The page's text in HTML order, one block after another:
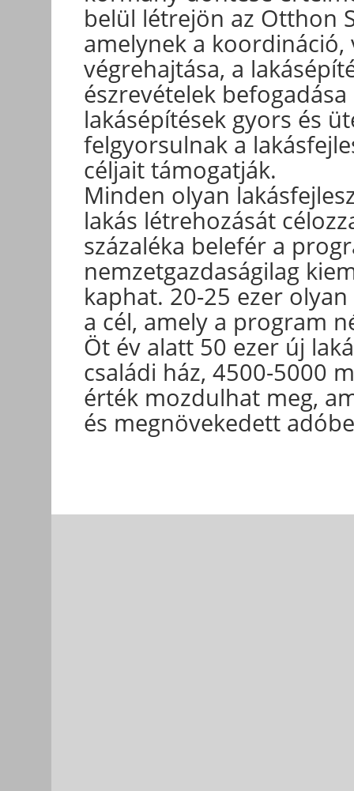
belül létrejön az Otthon
amelynek a
végrehajtása, a
észrevételek
lakásépítések gyors és
felgyorsulnak a
céljait támogatják.
Minden olyan
lakás létrehozását
százaléka belefér a
nemzetgazdaságilag
kaphat. 20-25 ezer
a cél, amely a program
Öt év alatt 50 ezer új
családi ház, 4500-5000
érték mozdulhat meg,
és megnövekedett